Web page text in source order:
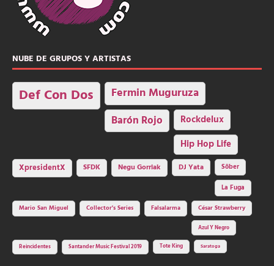
NUBE DE GRUPOS Y ARTISTAS
Def Con Dos Fermin Muguruza
Barón Rojo Rockdelux
Hip Hop Life
XpresidentX SFDK Negu Gorriak DJ Yata
Sôber
La Fuga
Mario San Miguel
Collector's Series Falsalarma César Strawberry
Azul Y Negro
Reincidentes Santander Music Festival 2019 Tote King Saratoga